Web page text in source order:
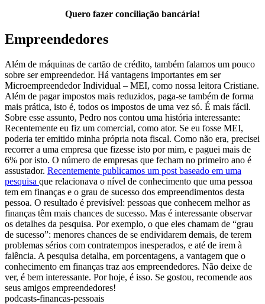
Quero fazer conciliação bancária!
Empreendedores
Além de máquinas de cartão de crédito, também falamos um pouco
sobre ser empreendedor. Há vantagens importantes em ser
Microempreendedor Individual – MEI, como nossa leitora Cristiane.
Além de pagar impostos mais reduzidos, paga-se também de forma
mais prática, isto é, todos os impostos de uma vez só. É mais fácil.
Sobre esse assunto, Pedro nos contou uma história interessante:
Recentemente eu fiz um comercial, como ator. Se eu fosse MEI,
poderia ter emitido minha própria nota fiscal. Como não era, precisei
recorrer a uma empresa que fizesse isto por mim, e paguei mais de
6% por isto. O número de empresas que fecham no primeiro ano é
assustador. Recentemente publicamos um post baseado em uma
pesquisa que relacionava o nível de conhecimento que uma pessoa
tem em finanças e o grau de sucesso dos empreendimentos desta
pessoa. O resultado é previsível: pessoas que conhecem melhor as
finanças têm mais chances de sucesso. Mas é interessante observar
os detalhes da pesquisa. Por exemplo, o que eles chamam de “grau
de sucesso”: menores chances de se endividarem demais, de terem
problemas sérios com contratempos inesperados, e até de irem à
falência. A pesquisa detalha, em porcentagens, a vantagem que o
conhecimento em finanças traz aos empreendedores. Não deixe de
ver, é bem interessante. Por hoje, é isso. Se gostou, recomende aos
seus amigos empreendedores!
podcasts-financas-pessoais